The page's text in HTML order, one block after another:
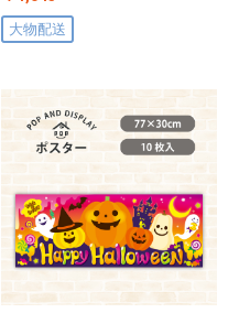
大物配送